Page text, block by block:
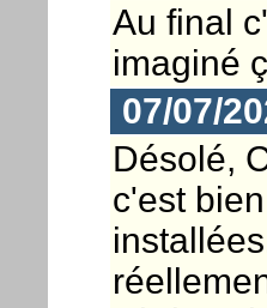
Au final
imaginé
07/07/
Désolé,
c'est